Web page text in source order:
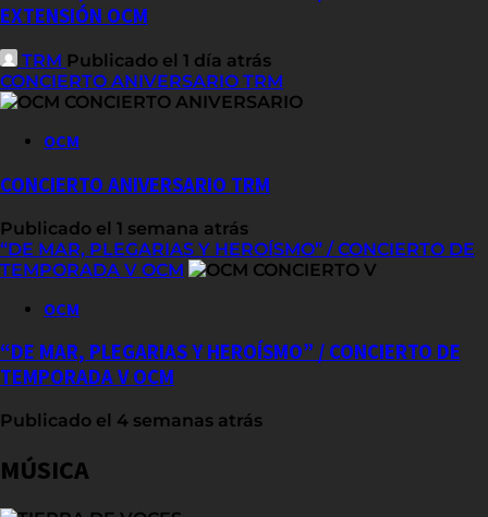
EXTENSIÓN OCM
TRM Publicado el 1 día atrás
CONCIERTO ANIVERSARIO TRM
OCM
CONCIERTO ANIVERSARIO TRM
Publicado el 1 semana atrás
“DE MAR, PLEGARIAS Y HEROÍSMO” / CONCIERTO DE
TEMPORADA V OCM
OCM
“DE MAR, PLEGARIAS Y HEROÍSMO” / CONCIERTO DE
TEMPORADA V OCM
Publicado el 4 semanas atrás
MÚSICA